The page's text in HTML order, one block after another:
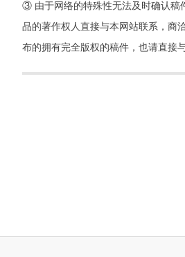
③ 由于网络的特殊性无法及时确认稿
品的著作权人直接与本网站联系，商
布的拥有完全版权的稿件，也请直接